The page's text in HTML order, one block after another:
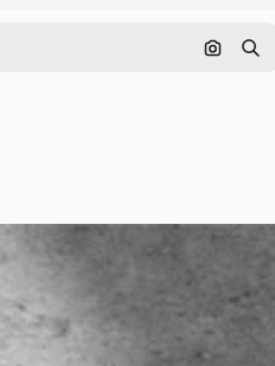
Cerca